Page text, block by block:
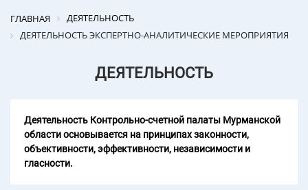
ГЛАВНАЯ
ДЕЯТЕЛЬНОСТЬ
ДЕЯТЕЛЬНОСТЬ ЭКСПЕРТНО-АНАЛИТИЧЕСКИЕ МЕРОПРИЯТИЯ
ДЕЯТЕЛЬНОСТЬ
Деятельность Контрольно-счетной палаты Мурманской
области основывается на принципах законности,
объективности, эффективности, независимости и
гласности.